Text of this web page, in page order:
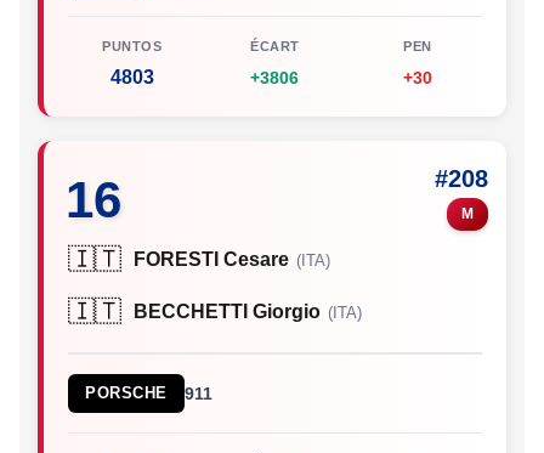
PUNTOS
4803
ÉCART
+3806
PEN
+30
16 #208
M
🇮🇹 FORESTI Cesare (ITA)
🇮🇹 BECCHETTI Giorgio (ITA)
PORSCHE 911